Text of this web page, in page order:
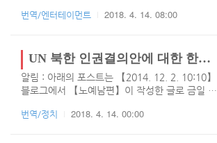
을 감동시킨 영화 수상한 그녀에 대한 중국인들
군요. "수상한 그녀"는 오랜 세월동안 자식들 다
키우고, 손주까지 본 할머니가 우연찮게 젊은 시
절의 모습으로 돌아가게 되어 새로운 인생을 되
찾게된 모습을 보여주며, 생기는 여러가지 이야
기를 코믹하게 풀어낸 영화인데요. 단순 코믹영
번역/엔터테이먼트 2018. 4. 14. 08:00
UN 북한 인권결의안에 대한 한국 네티즌 반응을 야후뉴스가 배포 이후 일본인들의 댓글 반응
알림 : 아래의 포스트는 【2014. 12. 2. 10:10】
블로그에서 【노예남편】이 작성한 글로 금일 티
에서 UN 북한 인권결의안에 관련된 한국 네티즌
번역/정치 2018. 4. 14. 00:00